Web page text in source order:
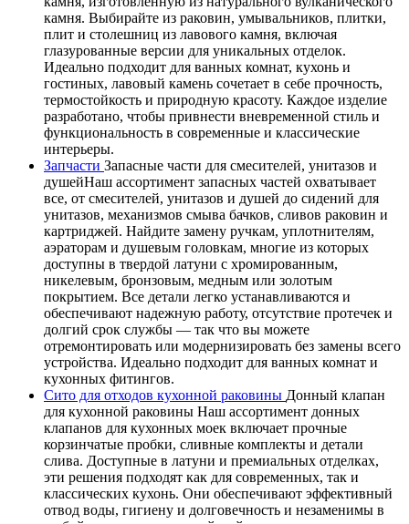
камня. Выбирайте из раковин, умывальников, плитки,
плит и столешниц из лавового камня, включая
глазурованные версии для уникальных отделок.
Идеально подходит для ванных комнат, кухонь и
гостиных, лавовый камень сочетает в себе прочность,
термостойкость и природную красоту. Каждое изделие
разработано, чтобы привнести вневременной стиль и
функциональность в современные и классические
интерьеры.
Запчасти Запасные части для смесителей, унитазов и
душейНаш ассортимент запасных частей охватывает
все, от смесителей, унитазов и душей до сидений для
унитазов, механизмов смыва бачков, сливов раковин и
картриджей. Найдите замену ручкам, уплотнителям,
аэраторам и душевым головкам, многие из которых
доступны в твердой латуни с хромированным,
никелевым, бронзовым, медным или золотым
покрытием. Все детали легко устанавливаются и
обеспечивают надежную работу, отсутствие протечек и
долгий срок службы — так что вы можете
отремонтировать или модернизировать без замены всего
устройства. Идеально подходит для ванных комнат и
кухонных фитингов.
Сито для отходов кухонной раковины Донный клапан
для кухонной раковины Наш ассортимент донных
клапанов для кухонных моек включает прочные
корзинчатые пробки, сливные комплекты и детали
слива. Доступные в латуни и премиальных отделках,
эти решения подходят как для современных, так и
классических кухонь. Они обеспечивают эффективный
отвод воды, гигиену и долговечность и незаменимы в